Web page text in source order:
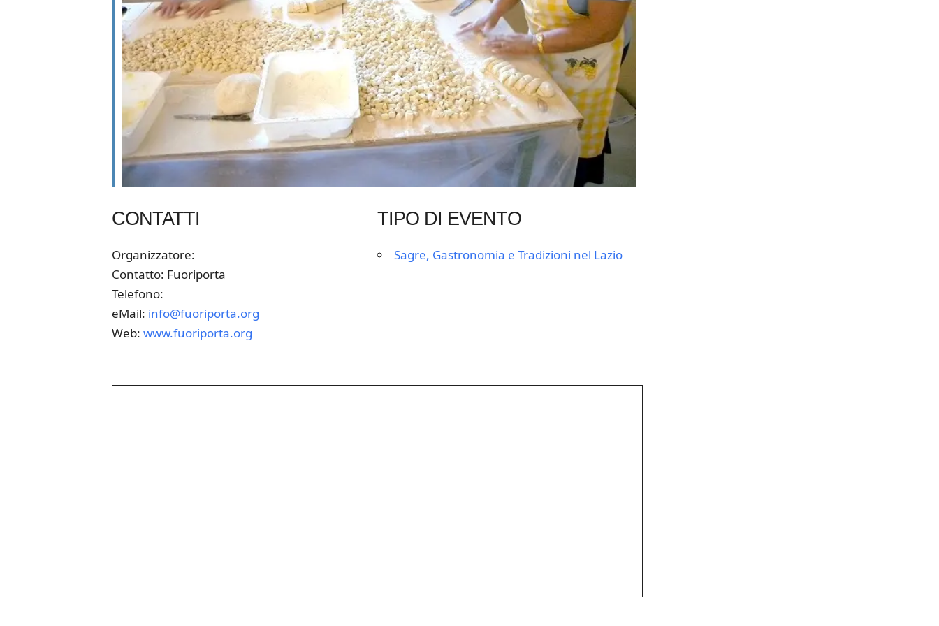
CONTATTI
Organizzatore:
Contatto: Fuoriporta
Telefono:
eMail: info@fuoriporta.org
Web: www.fuoriporta.org
TIPO DI EVENTO
Sagre, Gastronomia e Tradizioni nel Lazio